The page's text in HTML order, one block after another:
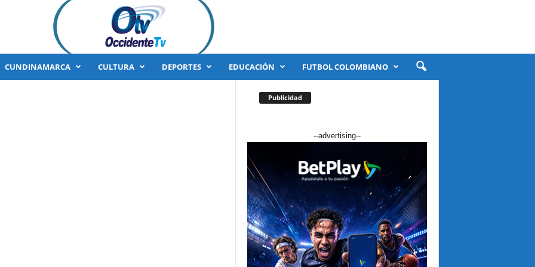
CUNDINAMARCA CULTURA DEPORTES EDUCACIÓN FUTBOL COLOMBIANO
Publicidad
--advertising--